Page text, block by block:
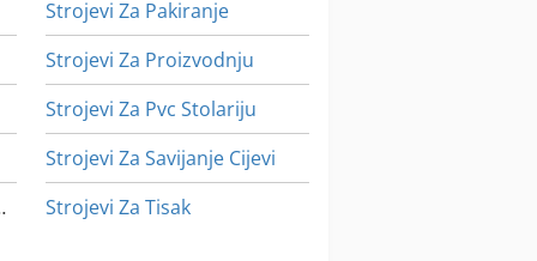
Kamena
Strojevi Za Pakiranje
Strojevi Za Proizvodnju
Strojevi Za Pvc Stolariju
Strojevi Za Savijanje Cijevi
Strojevi Za Tisak